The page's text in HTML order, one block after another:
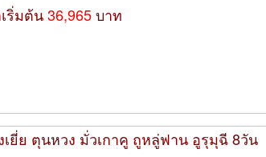
ริ่มต้น36,965บาท
เยี่ย ตุนหวง มั่วเกาคู ถูหลู่ฟาน อูรุมุฉี 8วัน